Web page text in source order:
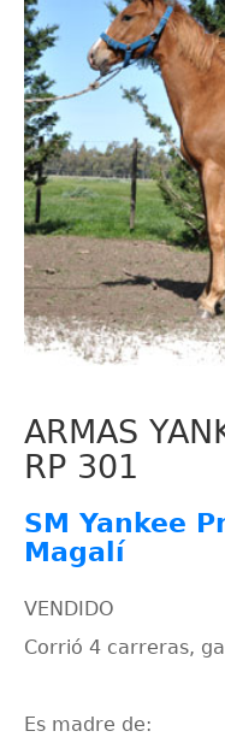
ARMAS
RP 301
SM Yankee
Magalí
VENDIDO
Corrió 4 carreras,
Es madre de: